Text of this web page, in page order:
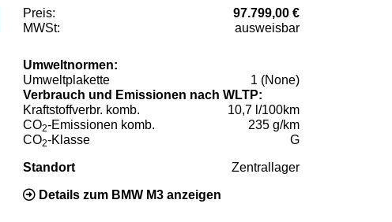
Preis:
97.799,00 €
MWSt:
ausweisbar
Umweltnormen:
Umweltplakette
1 (None)
Verbrauch und Emissionen nach WLTP:
Kraftstoffverbr. komb.
10,7 l/100km
CO2-Emissionen komb.
235 g/km
CO2-Klasse G
Standort Zentrallager
Details zum BMW M3 anzeigen